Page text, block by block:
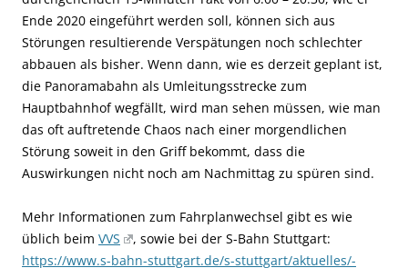
Ende 2020 eingeführt werden soll, können sich aus
Störungen resultierende Verspätungen noch schlechter
abbauen als bisher. Wenn dann, wie es derzeit geplant ist,
die Panoramabahn als Umleitungsstrecke zum
Hauptbahnhof wegfällt, wird man sehen müssen, wie man
das oft auftretende Chaos nach einer morgendlichen
Störung soweit in den Griff bekommt, dass die
Auswirkungen nicht noch am Nachmittag zu spüren sind.
Mehr Informationen zum Fahrplanwechsel gibt es wie
üblich beim VVS
, sowie bei der S-Bahn Stuttgart:
https://www.s-bahn-stuttgart.de/s-stuttgart/aktuelles/-